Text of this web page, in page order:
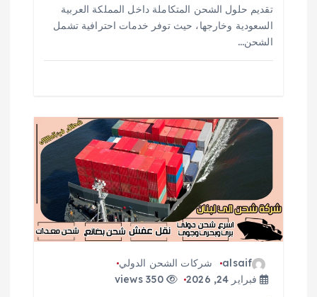
ت
تقديم حلول الشحن المتكاملة داخل المملكة العربية
السعودية وخارجها، حيث توفر خدمات احترافية تشمل
الشحن…
alsaif
شركات الشحن الدولي
فبراير 24, 2026
350 views